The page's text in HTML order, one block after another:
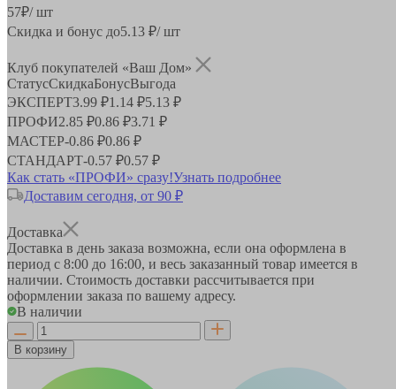
57₽/ шт
Скидка и бонус до5.13 ₽/ шт
Клуб покупателей «Ваш Дом»
СтатусСкидкаБонусВыгода
ЭКСПЕРТ3.99 ₽1.14 ₽5.13 ₽
ПРОФИ2.85 ₽0.86 ₽3.71 ₽
МАСТЕР-0.86 ₽0.86 ₽
СТАНДАРТ-0.57 ₽0.57 ₽
Как стать «ПРОФИ» сразу!Узнать подробнее
Доставим сегодня, от 90 ₽
Доставка
Доставка в день заказа возможна, если она оформлена в
период с 8:00 до 16:00, и весь заказанный товар имеется в
наличии. Стоимость доставки рассчитывается при
оформлении заказа по вашему адресу.
В наличии
В корзину